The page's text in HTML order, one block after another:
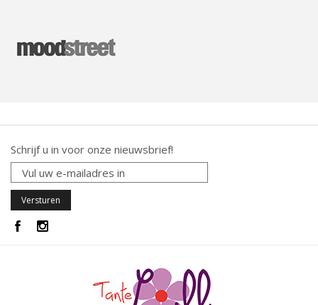
Schrijf u in voor onze nieuwsbrief!